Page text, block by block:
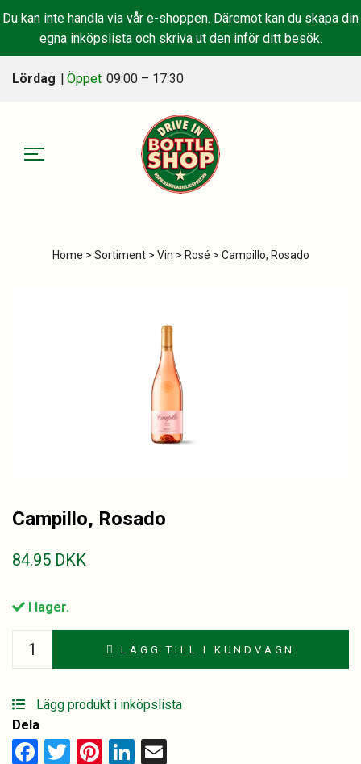
Du kan inte handla via vår e-shoppen. Däremot kan du skapa din
egna inköpslista och skriva ut den inför ditt besök.
Lördag | Öppet 09:00 – 17:30
Home > Sortiment> Vin > Rosé > Campillo, Rosado
Campillo, Rosado
84.95 DKK
I lager.
Campillo,
Rosado
LÄGG TILL I KUNDVAGN
Lägg produkt i inköpslista
Dela
Facebook
TwitterPinterest
LinkedIn